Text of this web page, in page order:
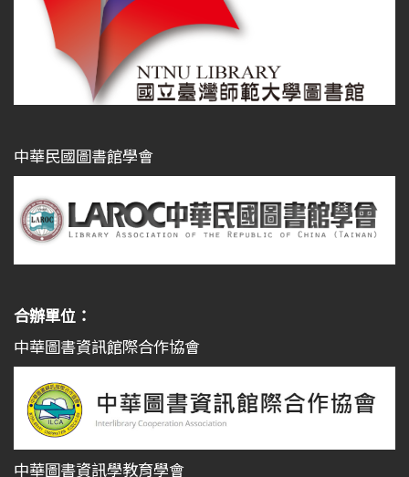
中華民國圖書館學會
合辦單位：
中華圖書資訊館際合作協會
中華圖書資訊學教育學會